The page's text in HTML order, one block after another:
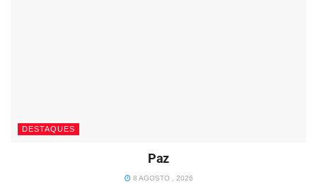
DESTAQUES
Paz
8 AGOSTO , 2026